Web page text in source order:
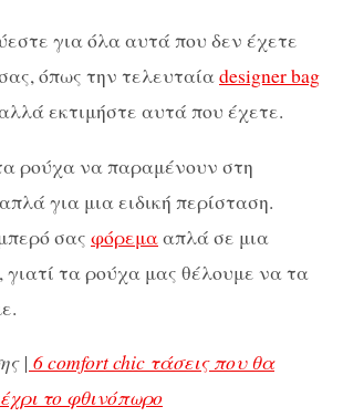
για όλα αυτά που δεν έχετε
όπως την τελευταίαdesigner bag
εκτιμήστε αυτά που έχετε.
ρούχα να παραμένουν στη
για μια ειδική περίσταση.
σας φόρεμααπλά σε μια
γιατί τα ρούχα μας θέλουμε να τα
| 6 comfort chic τάσεις που θα
το φθινόπωρο